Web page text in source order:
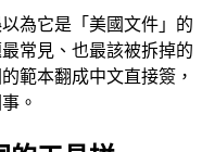
為它是「美國文件」的
常見、也最該被拆掉的
範本翻成中文直接簽，
。